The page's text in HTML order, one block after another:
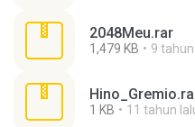
2048Meu.rar
1,479 KB 9
1 KB 11 tahun